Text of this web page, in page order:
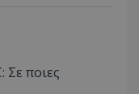
Σε ποιες